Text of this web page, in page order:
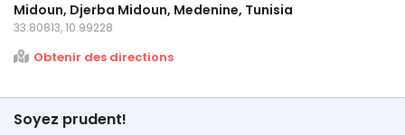
Midoun, Djerba Midoun, Medenine, Tunisia
33.80813, 10.99228
Obtenir des directions
Soyez prudent!